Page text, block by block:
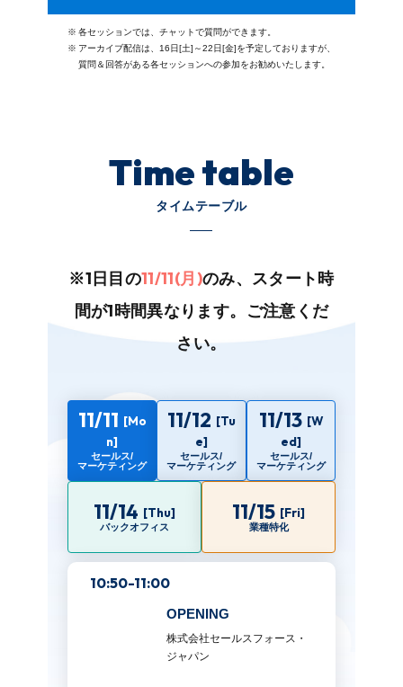
※ 各セッションでは、チャットで質問ができます。
※ アーカイブ配信は、16日[土]～22日[金]を予定しておりますが、
質問＆回答がある各セッションへの参加をお勧めいたします。
Time table
タイムテーブル
※1日目の11/11(月)のみ、スタート時
間が1時間異なります。ご注意くだ
さい。
11/11 [Mo
n]
セールス/
マーケティング
11/12 [Tu
e]
セールス/
マーケティング
11/13 [W
ed]
セールス/
マーケティング
11/14 [Thu]
バックオフィス
11/15 [Fri]
業種特化
10:50-11:00
OPENING
株式会社セールスフォース・
ジャパン